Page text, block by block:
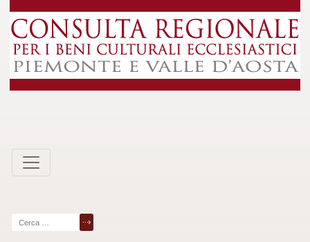
to
content
per: